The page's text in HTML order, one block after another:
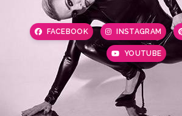
FACEBOOK INSTAGRAM
YOUTUBE